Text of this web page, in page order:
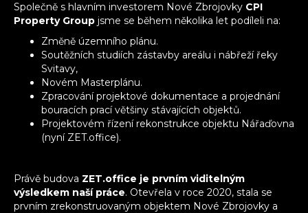
Společně s hlavním investorem Nové Zbrojovky CPI
Property Group jsme se během několika let podíleli na:
Změně územního plánu.
Soutěžních studiích zástavby areálu i nábřeží řeky
Svitavy,
Novém Masterplánu.
Zpracování projektové dokumentace a projednání
bouracích prací většiny stávajících objektů.
Projektovém řízení rekonstrukce objektu Nářaďovna
(nyní ZET.office).
Právě budova ZET.office je prvním viditelným
výsledkem naší práce. Otevřela v roce 2020, stala se
prvním zrekonstruovaným objektem Nové Zbrojovky a